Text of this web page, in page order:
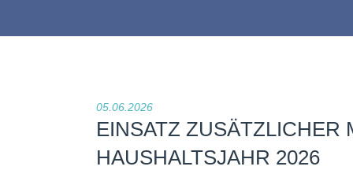
05.06.2026
EINSATZ ZUSÄTZLICHER
HAUSHALTSJAHR 2026